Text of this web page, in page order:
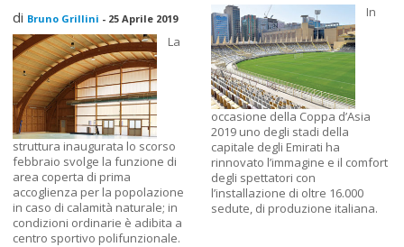
di Bruno Grillini - 25 Aprile 2019
La
struttura inaugurata lo scorso
febbraio svolge la funzione di
area coperta di prima
accoglienza per la popolazione
in caso di calamità naturale; in
condizioni ordinarie è adibita a
centro sportivo polifunzionale.
In
occasione della Coppa d’Asia
2019 uno degli stadi della
capitale degli Emirati ha
rinnovato l’immagine e il comfort
degli spettatori con
l’installazione di oltre 16.000
sedute, di produzione italiana.